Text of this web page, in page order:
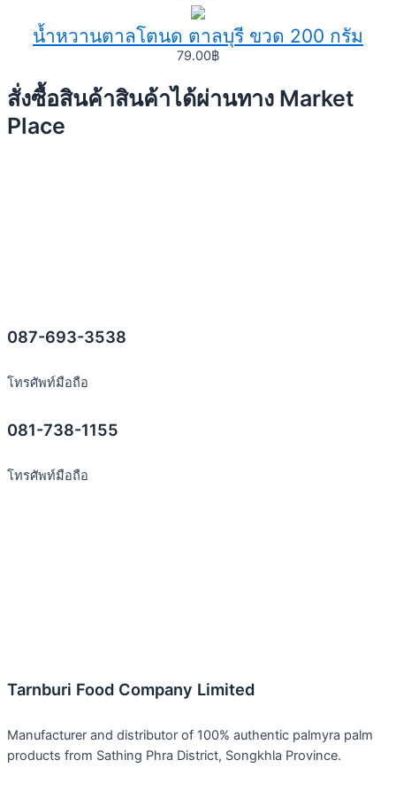
น้ำหวานตาลโตนด ตาลบุรี ขวด 200 กรัม
79.00฿
สั่งซื้อสินค้าสินค้าได้ผ่านทาง Market
Place
087-693-3538
โทรศัพท์มือถือ
081-738-1155
โทรศัพท์มือถือ
Tarnburi Food Company Limited
Manufacturer and distributor of 100% authentic palmyra palm
products from Sathing Phra District, Songkhla Province.